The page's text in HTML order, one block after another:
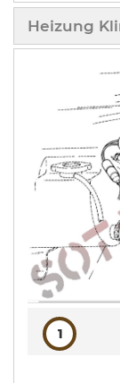
Heizung
1